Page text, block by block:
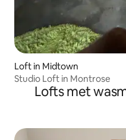
Loft in Midtown
Studio Loft in Montrose
Lofts met